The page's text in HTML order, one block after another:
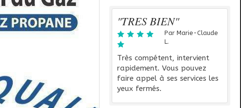
"TRES BIEN"
Par Marie-Claude
L.
Très compétent, intervient
rapidement. Vous pouvez
faire appel à ses services les
yeux fermés.